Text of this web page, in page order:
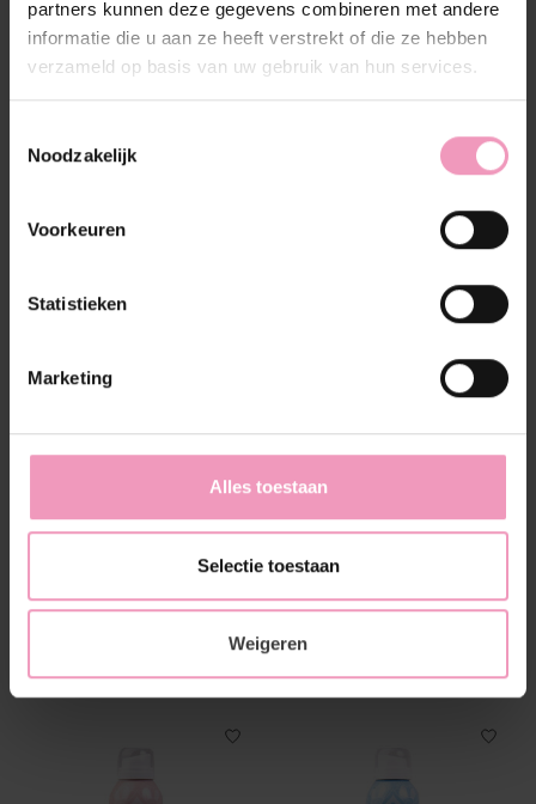
partners kunnen deze gegevens combineren met andere
informatie die u aan ze heeft verstrekt of die ze hebben
verzameld op basis van uw gebruik van hun services.
Noodzakelijk
Voorkeuren
Statistieken
Marketing
Alles toestaan
Selectie toestaan
Weigeren
Diffuser Le Essenze di
€--,--
Vondel Diamante
XL drogerballen Douchegel Cocco